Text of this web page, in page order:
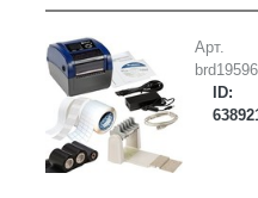
Арт.
ID: